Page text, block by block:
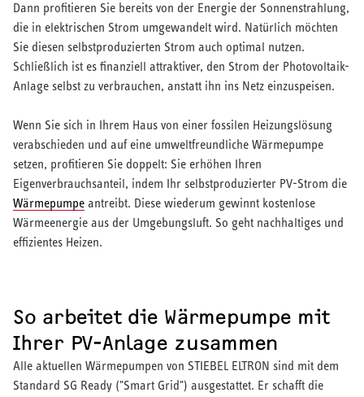
Dann profitieren Sie bereits von der Energie der Sonnenstrahlung,
die in elektrischen Strom umgewandelt wird. Natürlich möchten
Sie diesen selbstproduzierten Strom auch optimal nutzen.
Schließlich ist es finanziell attraktiver, den Strom der Photovoltaik-
Anlage selbst zu verbrauchen, anstatt ihn ins Netz einzuspeisen.
Wenn Sie sich in Ihrem Haus von einer fossilen Heizungslösung
verabschieden und auf eine umweltfreundliche Wärmepumpe
setzen, profitieren Sie doppelt: Sie erhöhen Ihren
Eigenverbrauchsanteil, indem Ihr selbstproduzierter PV-Strom die
Wärmepumpe antreibt. Diese wiederum gewinnt kostenlose
Wärmeenergie aus der Umgebungsluft. So geht nachhaltiges und
effizientes Heizen.
So arbeitet die Wärmepumpe mit
Ihrer PV-Anlage zusammen
Alle aktuellen Wärmepumpen von STIEBEL ELTRON sind mit dem
Standard SG Ready ("Smart Grid") ausgestattet. Er schafft die